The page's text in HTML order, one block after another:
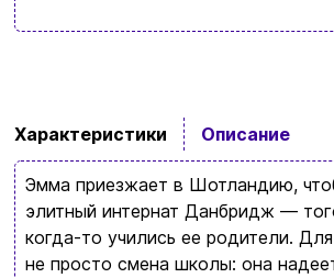
Характеристики Описание
Эмма приезжает в Шотландию,
элитный интернат Данбридж —
когда-то учились ее родители.
не просто смена школы: она
Ввойти
Бренды
Доставка и оплата